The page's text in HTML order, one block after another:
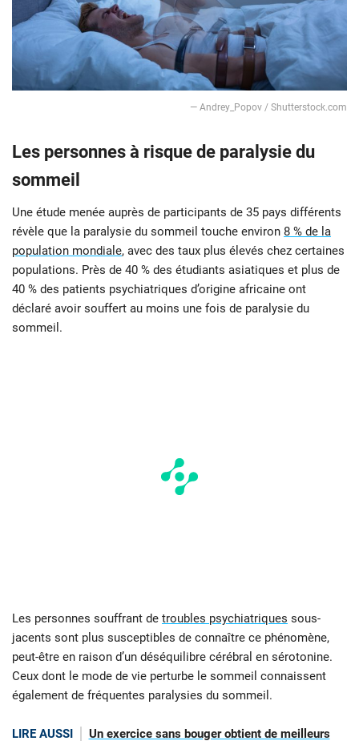
— Andrey_Popov / Shutterstock.com
Les personnes à risque de paralysie du
sommeil
Une étude menée auprès de participants de 35 pays différents
révèle que la paralysie du sommeil touche environ 8 % de la
population mondiale, avec des taux plus élevés chez certaines
populations. Près de 40 % des étudiants asiatiques et plus de
40 % des patients psychiatriques d’origine africaine ont
déclaré avoir souffert au moins une fois de paralysie du
sommeil.
Les personnes souffrant de troubles psychiatriques sous-
jacents sont plus susceptibles de connaître ce phénomène,
peut-être en raison d’un déséquilibre cérébral en sérotonine.
Ceux dont le mode de vie perturbe le sommeil connaissent
également de fréquentes paralysies du sommeil.
LIRE AUSSI
Un exercice sans bouger obtient de meilleurs